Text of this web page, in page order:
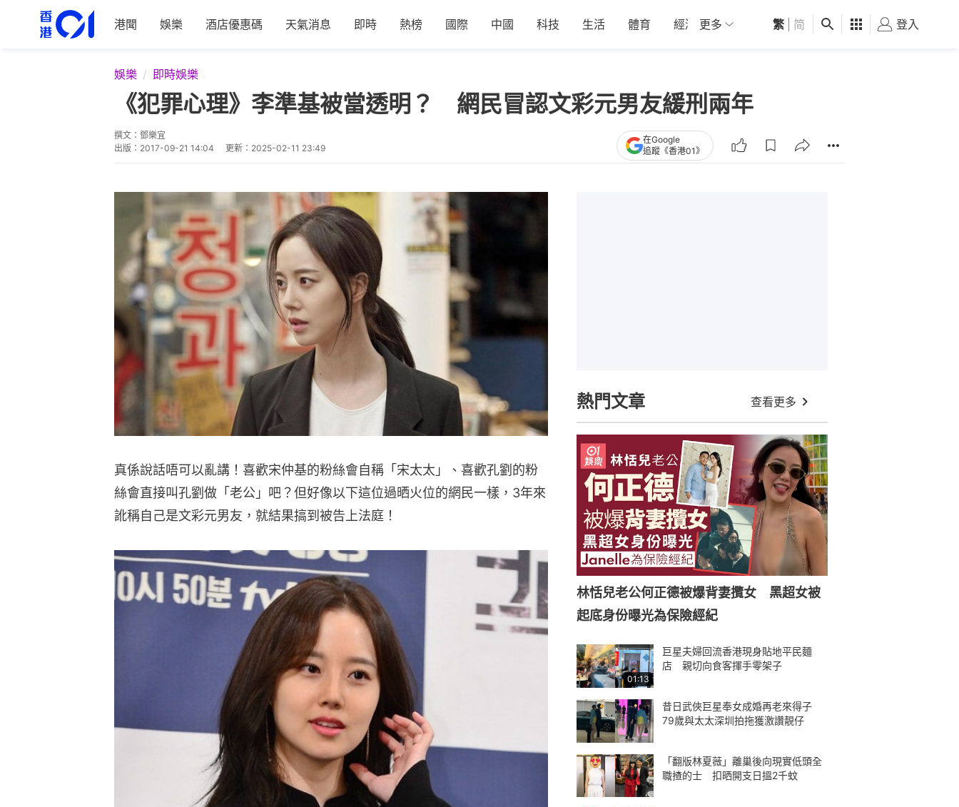
港聞 娛樂 酒店優惠碼 天氣消息 即時 熱榜 國際 中國 科技 生活 體育 經濟 01深圳 觀點 健康 好食玩飛
更多 繁 简 登入
娛樂 即時娛樂
《犯罪心理》李準基被當透明？ 網民冒認文彩元男友緩刑兩年
撰文： 鄧樂宜
出版： 2017-09-21 14:04 更新： 2025-02-11 23:49
在Google
追蹤《香港01》
真係說話唔可以亂講！喜歡宋仲基的粉絲會自稱「宋太太」、喜歡孔劉的粉
絲會直接叫孔劉做「老公」吧？但好像以下這位過晒火位的網民一樣，3年來
訛稱自己是文彩元男友，就結果搞到被告上法庭！
熱門文章 查看更多
林恬兒老公何正德被爆背妻攬女 黑超女被
起底身份曝光為保險經紀
01:13
巨星夫婦回流香港現身貼地平民麵
店 親切向食客揮手零架子
昔日武俠巨星奉女成婚再老來得子
79歲與太太深圳拍拖獲激讚靚仔
「翻版林夏薇」離巢後向現實低頭全
職揸的士 扣晒開支日搵2千蚊